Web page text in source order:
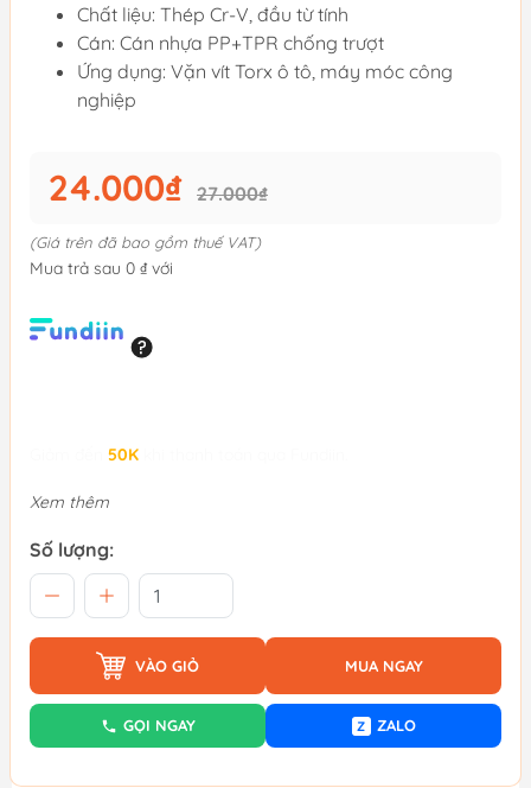
Chất liệu: Thép Cr-V, đầu từ tính
Cán: Cán nhựa PP+TPR chống trượt
Ứng dụng: Vặn vít Torx ô tô, máy móc công
nghiệp
24.000₫ 27.000₫
(Giá trên đã bao gồm thuế VAT)
Mua trả sau 0 ₫ với
50K
Xem thêm
Số lượng:
VÀO GIỎ MUA NGAY
GỌI NGAY Z ZALO